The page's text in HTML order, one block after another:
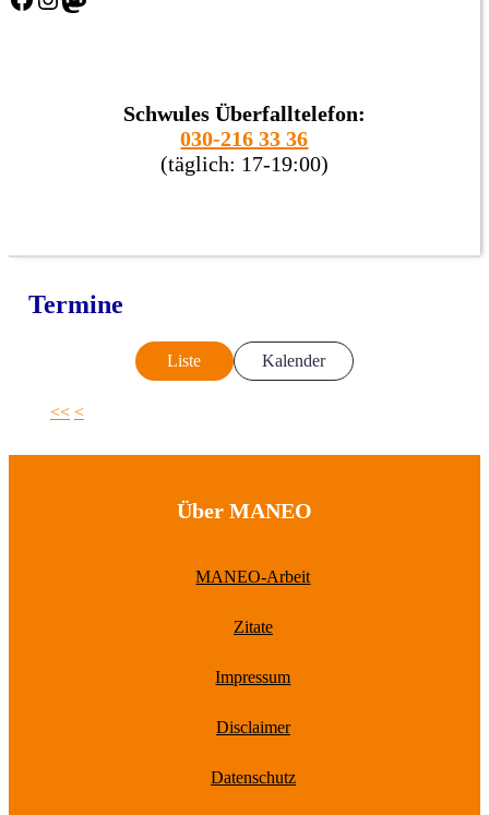
Schwules Überfalltelefon:
030-216 33 36
(täglich: 17-19:00)
Termine
Liste Kalender
<< <
Über MANEO
MANEO-Arbeit
Zitate
Impressum
Disclaimer
Datenschutz